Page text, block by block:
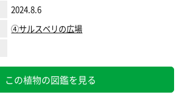
2024.8.6
④サルスベリの広場
この植物の図鑑を見る